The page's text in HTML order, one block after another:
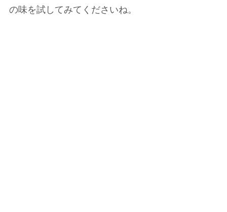
の味を試してみてくださいね。